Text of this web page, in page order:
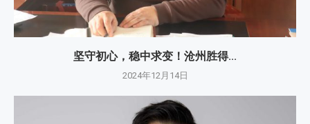
坚守初心，稳中求变！沧州胜得...
2024年12月14日